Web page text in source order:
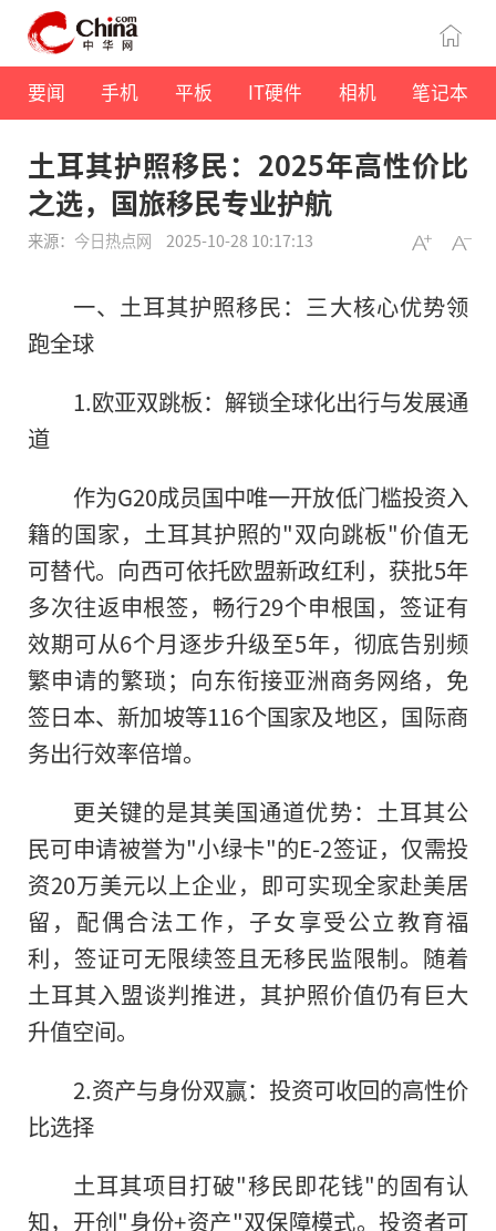
要闻 手机 平板 IT硬件 相机 笔记本
土耳其护照移民：2025年高性价比
之选，国旅移民专业护航
来源： 今日热点网 2025-10-28 10:17:13
一、土耳其护照移民：三大核心优势领
跑全球
1.欧亚双跳板：解锁全球化出行与发展通
道
作为G20成员国中唯一开放低门槛投资入
籍的国家，土耳其护照的"双向跳板"价值无
可替代。向西可依托欧盟新政红利，获批5年
多次往返申根签，畅行29个申根国，签证有
效期可从6个月逐步升级至5年，彻底告别频
繁申请的繁琐；向东衔接亚洲商务网络，免
签日本、新加坡等116个国家及地区，国际商
务出行效率倍增。
更关键的是其美国通道优势：土耳其公
民可申请被誉为"小绿卡"的E-2签证，仅需投
资20万美元以上企业，即可实现全家赴美居
留，配偶合法工作，子女享受公立教育福
利，签证可无限续签且无移民监限制。随着
土耳其入盟谈判推进，其护照价值仍有巨大
升值空间。
2.资产与身份双赢：投资可收回的高性价
比选择
土耳其项目打破"移民即花钱"的固有认
知，开创"身份+资产"双保障模式。投资者可